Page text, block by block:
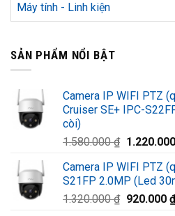
Máy tính - Linh kiện
SẢN PHẨM NỔI BẬT
Camera IP WIFI PTZ
Cruiser SE+ IPC-
còi)
1.580.000₫ Giá
là:
1.580.000
1.220.000
Camera IP WIFI PTZ
S21FP 2.0MP (Led
1.320.000₫ Giá
920.000 ₫